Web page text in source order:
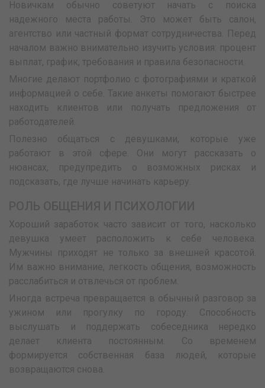
Новичкам обычно советуют начать с поиска
надежного места работы. Это может быть салон,
агентство или частный формат сотрудничества. Перед
началом важно внимательно изучить условия: процент
выплат, график, требования и правила безопасности.
Многие делают портфолио с фотографиями и краткой
информацией о себе. Такие анкеты помогают быстрее
находить клиентов или получать предложения от
работодателей.
Полезно общаться с девушками, которые уже
работают в этой сфере. Они могут рассказать о
нюансах, предупредить о возможных рисках и
подсказать, где лучше начинать карьеру.
Хороший заработок часто зависит от того, насколько
девушка умеет расположить к себе человека.
Мужчины приходят не только за внешней красотой.
Им важно внимание, легкость общения, возможность
расслабиться и отвлечься от проблем.
Иногда встреча превращается в обычный разговор за
ужином или прогулку по городу. Способность
выслушать и поддержать собеседника нередко
делает клиента постоянным. Со временем
формируется собственная база людей, которые
возвращаются снова.